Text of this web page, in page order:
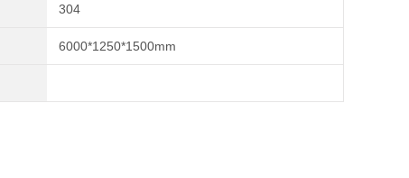
304
6000*1250*1500mm